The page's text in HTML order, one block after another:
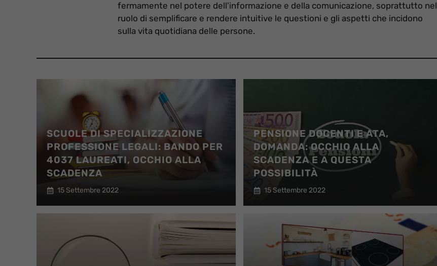
fermamente nel potere dell'informazione e della comunicazione, soprattutto nel
ruolo di semplificare e rendere intuitive le questioni e gli aspetti che incidono
sulla vita quotidiana delle persone.
SCUOLE DI SPECIALIZZAZIONE
PROFESSIONE LEGALI: BANDO PER
4037 LAUREATI, OCCHIO ALLA
SCADENZA
15 Settembre 2022
PENSIONE DOCENTI E ATA,
DOMANDA: OCCHIO ALLA
SCADENZA E A QUESTA
POSSIBILITÀ
15 Settembre 2022